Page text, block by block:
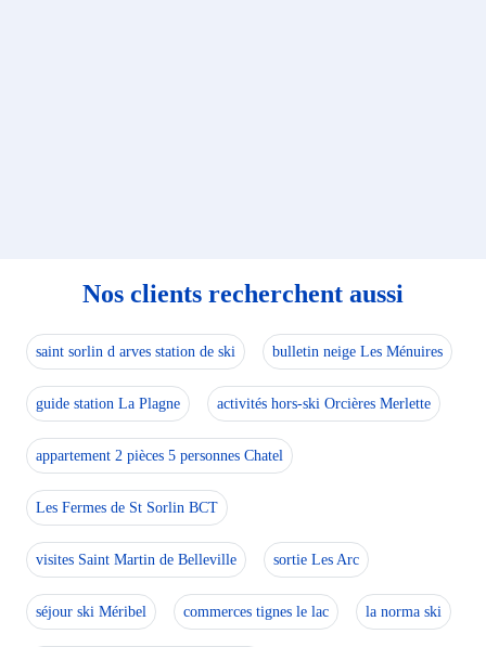
Nos clients recherchent aussi
saint sorlin d arves station de ski bulletin neige Les Ménuires
guide station La Plagne activités hors-ski Orcières Merlette
appartement 2 pièces 5 personnes Chatel
Les Fermes de St Sorlin BCT
visites Saint Martin de Belleville sortie Les Arc
séjour ski Méribel commerces tignes le lac la norma ski